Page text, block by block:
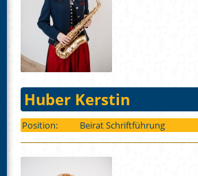
Huber Kerstin
Position: Beirat Schriftführung